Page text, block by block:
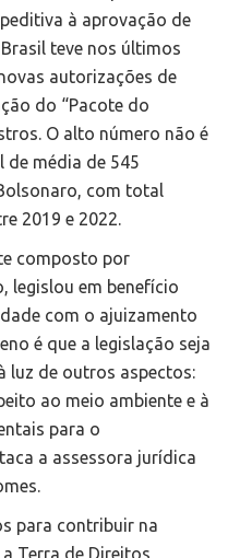
à aprovação de
teve nos últimos
autorizações de
do “Pacote do
O alto número não é
média de 545
com total
2019 e 2022.
composto por
legislou em benefício
com o ajuizamento
é que a legislação seja
luz de outros aspectos:
ao meio ambiente e à
para o
a assessora jurídica
para contribuir na
Terra de Direitos,